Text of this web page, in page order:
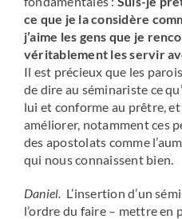
ce que je la considère
j’aime les gens que je
véritablement les servir
Il est précieux que les
de dire au séminariste ce
lui et conforme au prêtre,
améliorer, notamment ces
des apostolats comme
qui nous connaissent bien.
Daniel. L’insertion d’un
l’ordre du faire – mettre en